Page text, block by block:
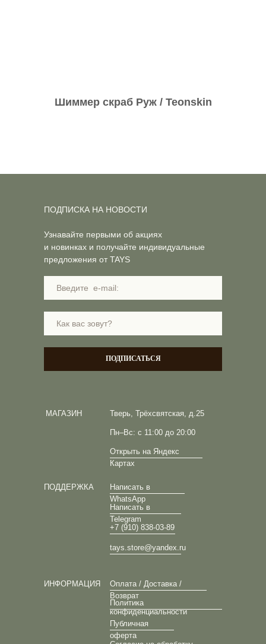
Шиммер скраб Руж / Teonskin
Тверь, Трёхсвятская, д.25
Пн–Вс: с 11:00 до 20:00
Открыть на Яндекс
Картах
МАГАЗИН
ПОДДЕРЖКА
Написать в
WhatsApp
Написать в
Telegram
+7 (910) 838-03-89
tays.store@yandex.ru
ИНФОРМАЦИЯ
Оплата / Доставка /
Возврат
Политика
конфиденциальности
Публичная
оферта
Узнавайте первыми об акциях
и новинках и получайте индивидуальные
предложения от TAYS
ПОДПИСАТЬСЯ
ПОДПИСКА НА НОВОСТИ